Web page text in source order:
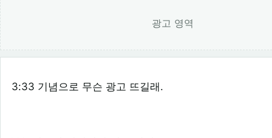
광고 영역
3:33 기념으로 무슨 광고 뜨길래.